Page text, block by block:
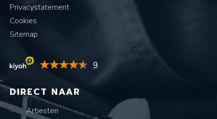
Privacystatement
Cookies
Sitemap
9
DIRECT NAAR
Artiesten